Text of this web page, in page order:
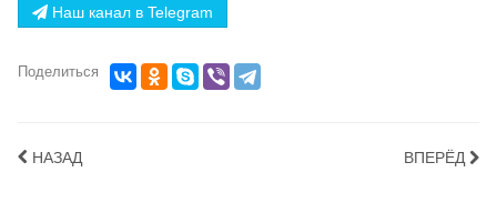
Наш канал в Telegram
Поделиться
НАЗАД ВПЕРЁД